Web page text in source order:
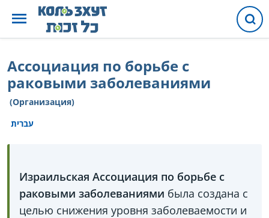
Ассоциация по борьбе с
раковыми заболеваниями
(Организация)
עברית
Израильская Ассоциация по борьбе с
раковыми заболеваниями была создана с
целью снижения уровня заболеваемости и